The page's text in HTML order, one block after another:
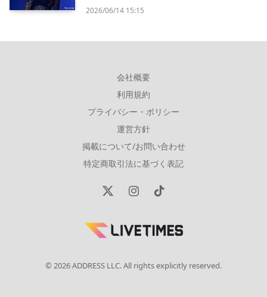
2026/06/14 15:15
会社概要
利用規約
プライバシー・ポリシー
運営方針
掲載について/お問い合わせ
特定商取引法に基づく表記
X
InstagramTikTok
© 2026 ADDRESS LLC. All rights explicitly reserved.